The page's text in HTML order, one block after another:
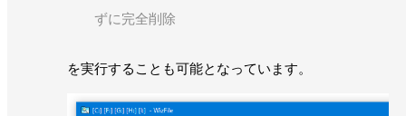
ずに完全削除
を実行することも可能となっています。